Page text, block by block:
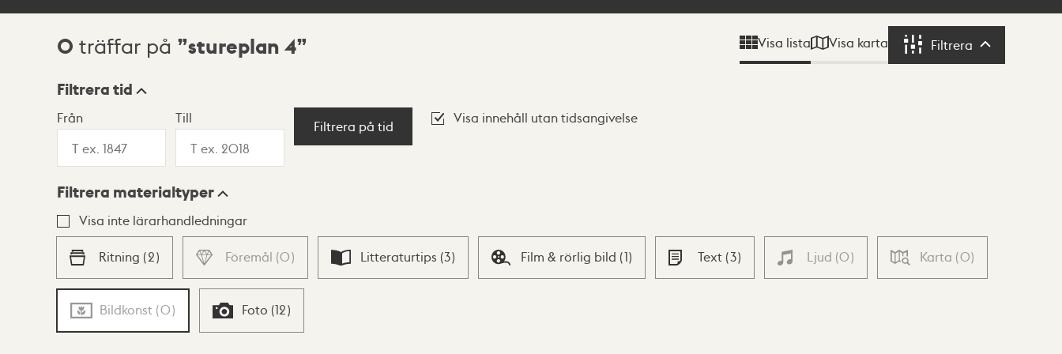
Sökresultat
0 träffar på stureplan 4 Visa lista Visa karta Filtrera Filtrera
Visningsläge
Lista Karta
Filtrera tid
Från Till
Filtrera på tid
Visa innehåll utan tidsangivelse
Filtrera materialtyper
Visa inte lärarhandledningar
Ritning (2) Föremål (0) Litteraturtips (3) Film & rörlig bild (1) Text (3) Ljud (0) Karta (0)
Bildkonst (0) Foto (12)